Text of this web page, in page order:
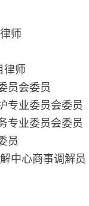
师
律师
员会委员
专业委员会委员
专业委员会委员
员
中心商事调解员